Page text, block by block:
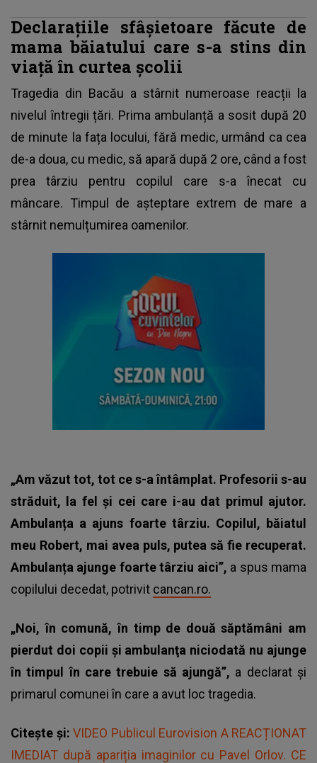
Declarațiile sfâșietoare făcute de
mama băiatului care s-a stins din
viață în curtea școlii
Tragedia din Bacău a stârnit numeroase reacții la
nivelul întregii țări. Prima ambulanță a sosit după 20
de minute la fața locului, fără medic, urmând ca cea
de-a doua, cu medic, să apară după 2 ore, când a fost
prea târziu pentru copilul care s-a înecat cu
mâncare. Timpul de așteptare extrem de mare a
stârnit nemulțumirea oamenilor.
„Am văzut tot, tot ce s-a întâmplat. Profesorii s-au
străduit, la fel și cei care i-au dat primul ajutor.
Ambulanța a ajuns foarte târziu. Copilul, băiatul
meu Robert, mai avea puls, putea să fie recuperat.
Ambulanța ajunge foarte târziu aici”, a spus mama
copilului decedat, potrivit cancan.ro.
„Noi, în comună, în timp de două săptămâni am
pierdut doi copii şi ambulanţa niciodată nu ajunge
în timpul în care trebuie să ajungă”, a declarat și
primarul comunei în care a avut loc tragedia.
Citește și: VIDEO Publicul Eurovision A REACȚIONAT
IMEDIAT după apariția imaginilor cu Pavel Orlov. CE